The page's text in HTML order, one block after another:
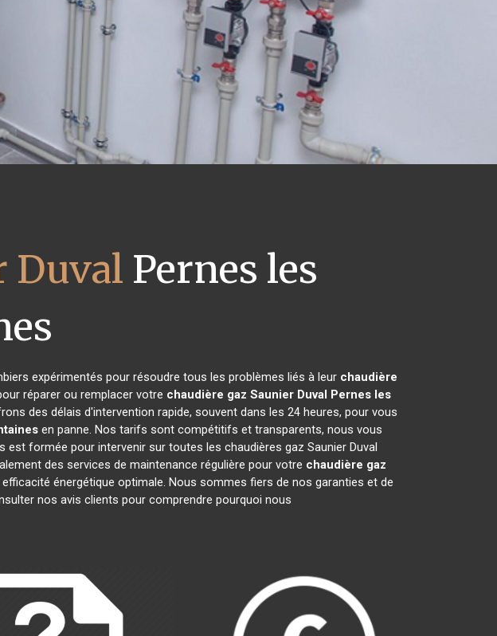
Duval Pernes les
expérimentés pour résoudre tous les problèmes liés à leur chaudière
réparer ou remplacer votre chaudière gaz Saunier Duval Pernes les
des délais d'intervention rapide, souvent dans les 24 heures, pour vous
en panne. Nos tarifs sont compétitifs et transparents, nous vous
formée pour intervenir sur toutes les chaudières gaz Saunier Duval
des services de maintenance régulière pour votre chaudière gaz
énergétique optimale. Nous sommes fiers de nos garanties et de
nos avis clients pour comprendre pourquoi nous